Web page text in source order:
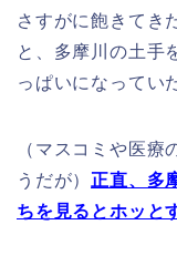
さすがに飽きてき
と、多摩川の土手
っぱいになってい
（マスコミや医
うだが） 正直、多
ちを見るとホッと